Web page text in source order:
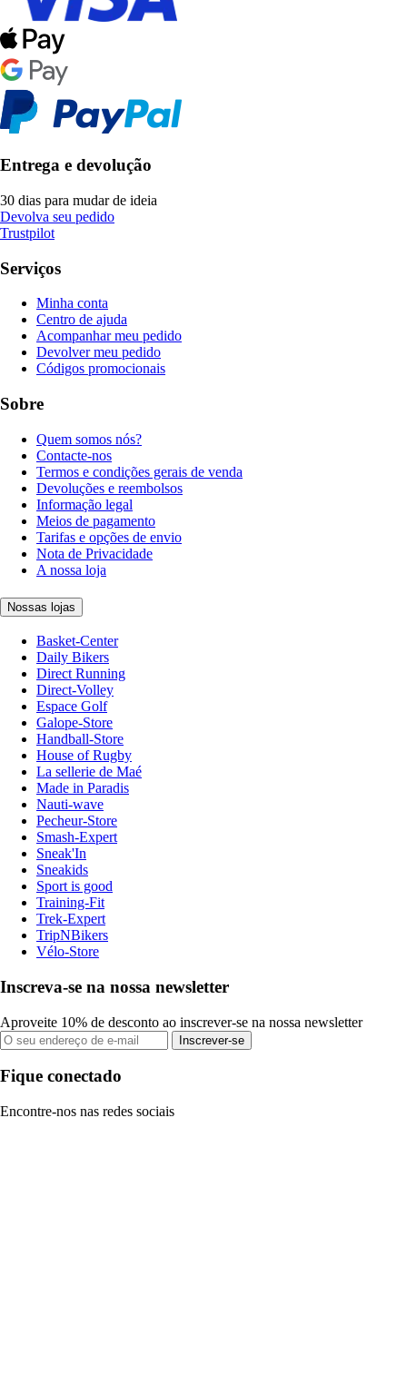
Entrega e devolução
30 dias para mudar de ideia
Devolva seu pedido
Trustpilot
Serviços
Minha conta
Centro de ajuda
Acompanhar meu pedido
Devolver meu pedido
Códigos promocionais
Sobre
Quem somos nós?
Contacte-nos
Termos e condições gerais de venda
Devoluções e reembolsos
Informação legal
Meios de pagamento
Tarifas e opções de envio
Nota de Privacidade
A nossa loja
Nossas lojas
Basket-Center
Daily Bikers
Direct Running
Direct-Volley
Espace Golf
Galope-Store
Handball-Store
House of Rugby
La sellerie de Maé
Made in Paradis
Nauti-wave
Pecheur-Store
Smash-Expert
Sneak'In
Sneakids
Sport is good
Training-Fit
Trek-Expert
TripNBikers
Vélo-Store
Inscreva-se na nossa newsletter
Aproveite 10% de desconto ao inscrever-se na nossa newsletter
Inscrever-se
Fique conectado
Encontre-nos nas redes sociais